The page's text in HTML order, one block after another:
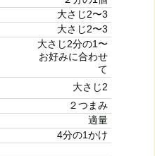
大さじ2〜3
大さじ2〜3
大さじ2分の1〜
お好みに合わせ
て
大さじ2
２つまみ
適量
4分の1かけ